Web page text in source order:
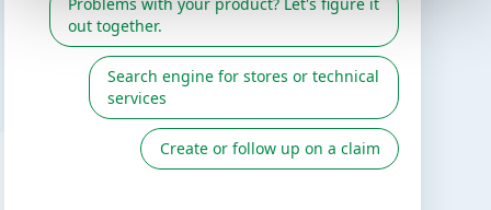
SÍGUENOS EN